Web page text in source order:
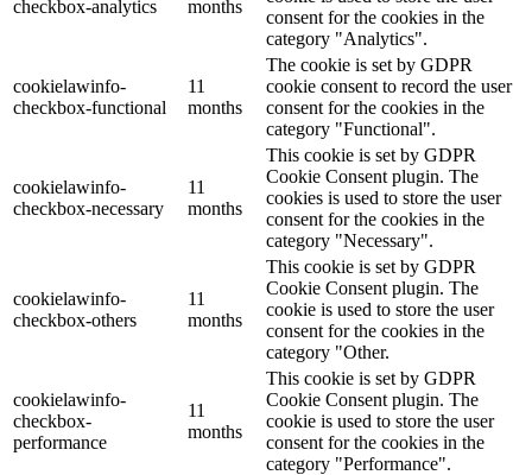
checkbox-analytics
months
consent for the cookies in the
category "Analytics".
cookielawinfo-
checkbox-functional
11
months
The cookie is set by GDPR
cookie consent to record the user
consent for the cookies in the
category "Functional".
cookielawinfo-
checkbox-necessary
11
months
This cookie is set by GDPR
Cookie Consent plugin. The
cookies is used to store the user
consent for the cookies in the
category "Necessary".
cookielawinfo-
checkbox-others
11
months
This cookie is set by GDPR
Cookie Consent plugin. The
cookie is used to store the user
consent for the cookies in the
category "Other.
cookielawinfo-
checkbox-
performance
11
months
This cookie is set by GDPR
Cookie Consent plugin. The
cookie is used to store the user
consent for the cookies in the
category "Performance".